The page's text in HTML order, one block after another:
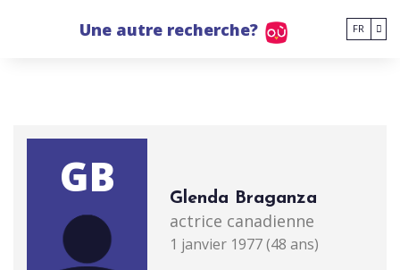
Une autre recherche? FR
GB Glenda Braganza
actrice canadienne
1 janvier 1977 (48 ans)